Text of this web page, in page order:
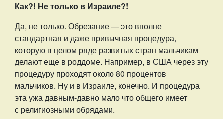
Как?! Не только в Израиле?!
Да, не только. Обрезание — это вполне
стандартная и даже привычная процедура,
которую в целом ряде развитых стран мальчикам
делают еще в роддоме. Например, в США через эту
процедуру проходят около 80 процентов
мальчиков. Ну и в Израиле, конечно. И процедура
эта ужа давным-давно мало что общего имеет
с религиозными обрядами.